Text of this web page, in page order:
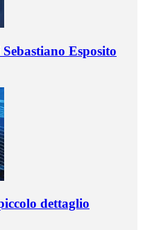
Esposito
dettaglio